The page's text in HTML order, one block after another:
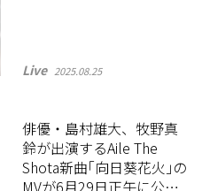
Live 2025.08.25
俳優・島村雄大、牧野真
鈴が出演するAile The
Shota新曲｢向日葵花火｣の